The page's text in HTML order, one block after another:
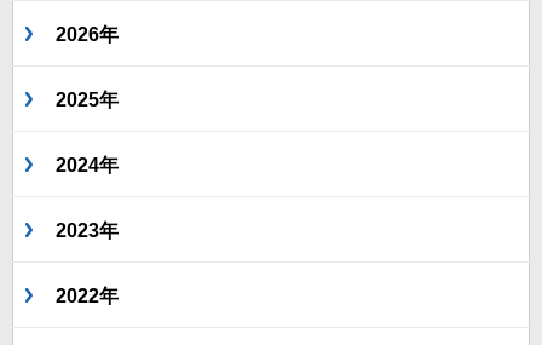
2026年
2025年
2024年
2023年
2022年